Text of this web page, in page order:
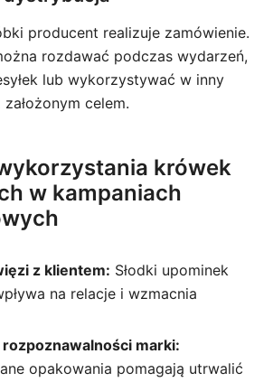
producent realizuje zamówienie.
rozdawać podczas wydarzeń,
lub wykorzystywać w inny
celem.
krówek
w kampaniach
z klientem: Słodki upominek
na relacje i wzmacnia
marki:
opakowania pomagają utrwalić